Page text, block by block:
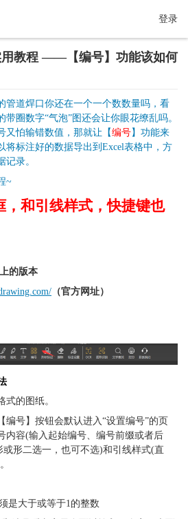
登录
用教程 ——【编号】功能该如何
管道焊口你还在一个一个数数量吗，看
圈数字“气泡”图还会让你眼花缭乱吗。
又怕输错数值，那就让【编号】功能来
将标注好的数据导出到Excel表格中，方
录。
~
，和引线样式，快捷键也
的版本
（官方网址）
的图纸。
内容(输入起始编号、编号前缀或者后
形二选一，也可不选)和引线样式(直
是大于或等于1的整数